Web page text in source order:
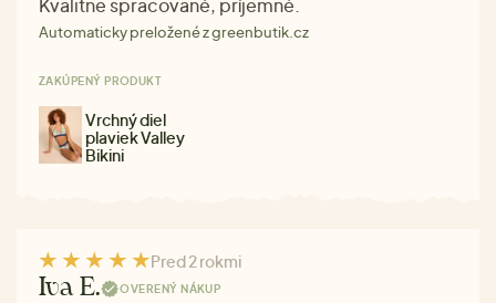
Kvalitne spracované, príjemné.
Automaticky preložené z greenbutik.cz
ZAKÚPENÝ PRODUKT
Vrchný diel
plaviek Valley
Bikini
Pred 2 rokmi
Iva E. OVERENÝ NÁKUP